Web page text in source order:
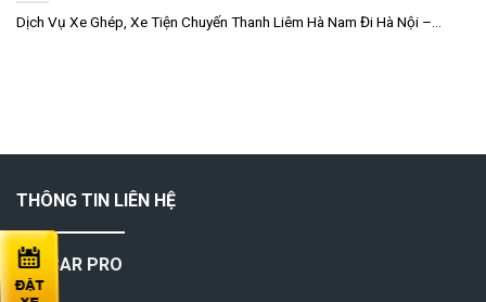
Dịch Vụ Xe Ghép, Xe Tiện Chuyến Thanh Liêm Hà Nam Đi Hà Nội –...
THÔNG TIN LIÊN HỆ
VIP CAR PRO